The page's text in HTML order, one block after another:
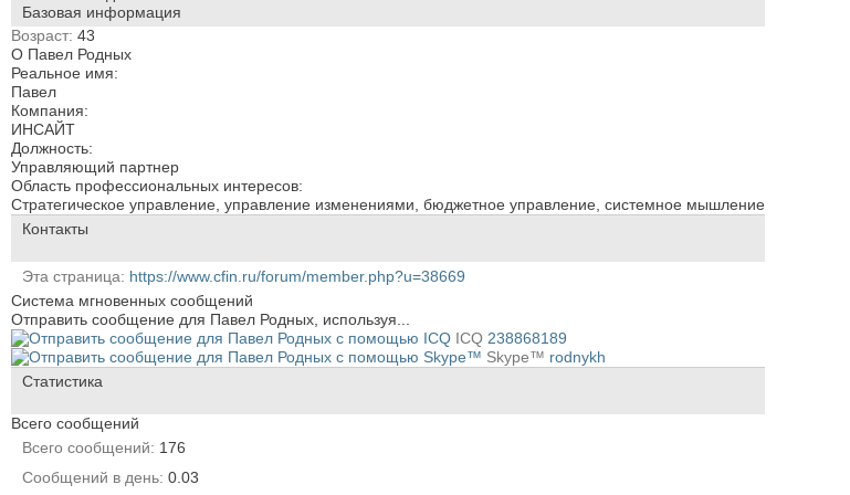
Базовая информация
Возраст 43
О Павел Родных
Реальное имя:
Павел
Компания:
ИНСАЙТ
Должность:
Управляющий партнер
Область профессиональных интересов:
Стратегическое управление, управление изменениями, бюджетное управление, системное мышление
Контакты
Эта страница
https://www.cfin.ru/forum/member.php?u=38669
Система мгновенных сообщений
Отправить сообщение для Павел Родных, используя...
ICQ 238868189
Skype™ rodnykh
Статистика
Всего сообщений
Всего сообщений
176
Сообщений в день 0.03